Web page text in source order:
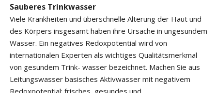
Sauberes Trinkwasser
Viele Krankheiten und überschnelle Alterung der Haut und
des Körpers insgesamt haben ihre Ursache in ungesundem
Wasser. Ein negatives Redoxpotential wird von
internationalen Experten als wichtiges Qualitätsmerkmal
von gesundem Trink- wasser bezeichnet. Machen Sie aus
Leitungswasser basisches Aktivwasser mit negativem